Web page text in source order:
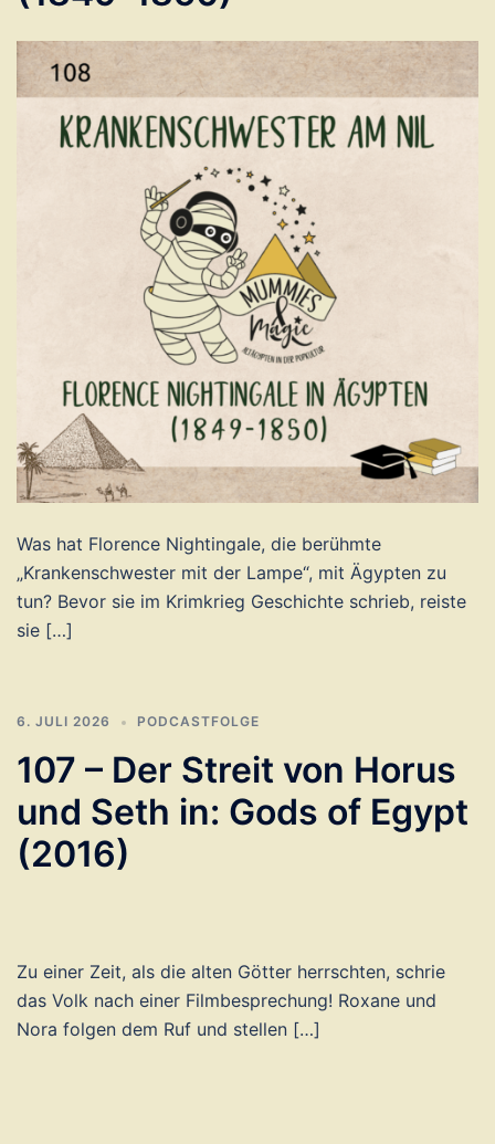
Was hat Florence Nightingale, die berühmte
„Krankenschwester mit der Lampe“, mit Ägypten zu
tun? Bevor sie im Krimkrieg Geschichte schrieb, reiste
sie […]
6. JULI 2026 PODCASTFOLGE
107 – Der Streit von Horus
und Seth in: Gods of Egypt
(2016)
Zu einer Zeit, als die alten Götter herrschten, schrie
das Volk nach einer Filmbesprechung! Roxane und
Nora folgen dem Ruf und stellen […]